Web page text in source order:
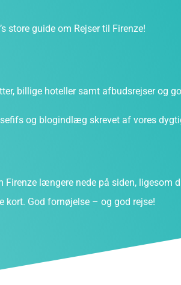
store guide om Rejser til Firenze!
billige hoteller samt afbudsrejser og
og blogindlæg skrevet af vores
længere nede på siden, ligesom
kort. God fornøjelse – og god rejse!